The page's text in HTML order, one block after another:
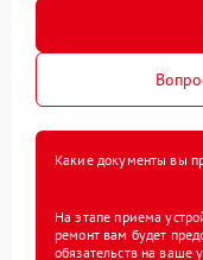
Какие документы вы
На этапе приема
ремонт вам будет
обязательств на ваше